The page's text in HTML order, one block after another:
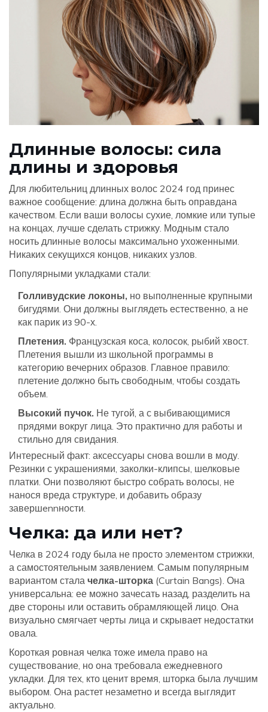
Длинные волосы: сила
длины и здоровья
Для любительниц длинных волос 2024 год принес
важное сообщение: длина должна быть оправдана
качеством. Если ваши волосы сухие, ломкие или тупые
на концах, лучше сделать стрижку. Модным стало
носить длинные волосы максимально ухоженными.
Никаких секущихся концов, никаких узлов.
Популярными укладками стали:
Голливудские локоны, но выполненные крупными
бигудями. Они должны выглядеть естественно, а не
как парик из 90-х.
Плетения. Французская коса, колосок, рыбий хвост.
Плетения вышли из школьной программы в
категорию вечерних образов. Главное правило:
плетение должно быть свободным, чтобы создать
объем.
Высокий пучок. Не тугой, а с выбивающимися
прядями вокруг лица. Это практично для работы и
стильно для свидания.
Интересный факт: аксессуары снова вошли в моду.
Резинки с украшениями, заколки-клипсы, шелковые
платки. Они позволяют быстро собрать волосы, не
нанося вреда структуре, и добавить образу
завершennности.
Челка: да или нет?
Челка в 2024 году была не просто элементом стрижки,
а самостоятельным заявлением. Самым популярным
вариантом стала челка-шторка (Curtain Bangs). Она
универсальна: ее можно зачесать назад, разделить на
две стороны или оставить обрамляющей лицо. Она
визуально смягчает черты лица и скрывает недостатки
овала.
Короткая ровная челка тоже имела право на
существование, но она требовала ежедневного
укладки. Для тех, кто ценит время, шторка была лучшим
выбором. Она растет незаметно и всегда выглядит
актуально.